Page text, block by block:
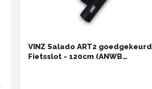
VINZ Salado ART2 goedgekeurd
Fietsslot - 120cm (ANWB